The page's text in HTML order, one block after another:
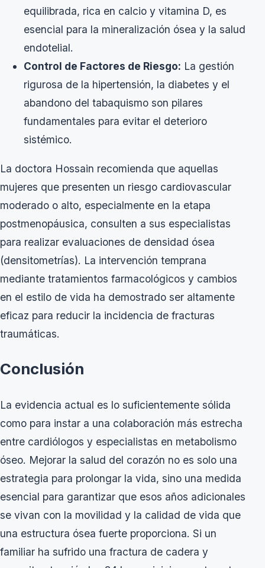
equilibrada, rica en calcio y vitamina D, es
esencial para la mineralización ósea y la salud
endotelial.
Control de Factores de Riesgo: La gestión
rigurosa de la hipertensión, la diabetes y el
abandono del tabaquismo son pilares
fundamentales para evitar el deterioro
sistémico.
La doctora Hossain recomienda que aquellas
mujeres que presenten un riesgo cardiovascular
moderado o alto, especialmente en la etapa
postmenopáusica, consulten a sus especialistas
para realizar evaluaciones de densidad ósea
(densitometrías). La intervención temprana
mediante tratamientos farmacológicos y cambios
en el estilo de vida ha demostrado ser altamente
eficaz para reducir la incidencia de fracturas
traumáticas.
Conclusión
La evidencia actual es lo suficientemente sólida
como para instar a una colaboración más estrecha
entre cardiólogos y especialistas en metabolismo
óseo. Mejorar la salud del corazón no es solo una
estrategia para prolongar la vida, sino una medida
esencial para garantizar que esos años adicionales
se vivan con la movilidad y la calidad de vida que
una estructura ósea fuerte proporciona. Si un
familiar ha sufrido una fractura de cadera y